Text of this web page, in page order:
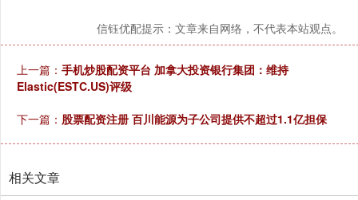
信钰优配提示：文章来自网络，不代表本站观点。
上一篇： 手机炒股配资平台 加拿大投资银行集团：维持
Elastic(ESTC.US)评级
下一篇： 股票配资注册 百川能源为子公司提供不超过1.1亿担保
相关文章